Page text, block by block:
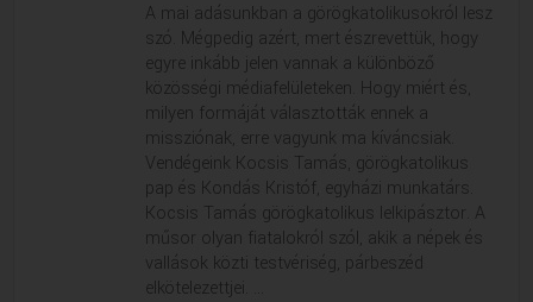
A mai adásunkban a görögkatolikusokról lesz
szó. Mégpedig azért, mert észrevettük, hogy
egyre inkább jelen vannak a különböző
közösségi médiafelületeken. Hogy miért és,
milyen formáját választották ennek a
missziónak, erre vagyunk ma kíváncsiak.
Vendégeink Kocsis Tamás, görögkatolikus
pap és Kondás Kristóf, egyházi munkatárs.
Kocsis Tamás görögkatolikus lelkipásztor. A
műsor olyan fiatalokról szól, akik a népek és
vallások közti testvériség, párbeszéd
elkötelezettjei. ...